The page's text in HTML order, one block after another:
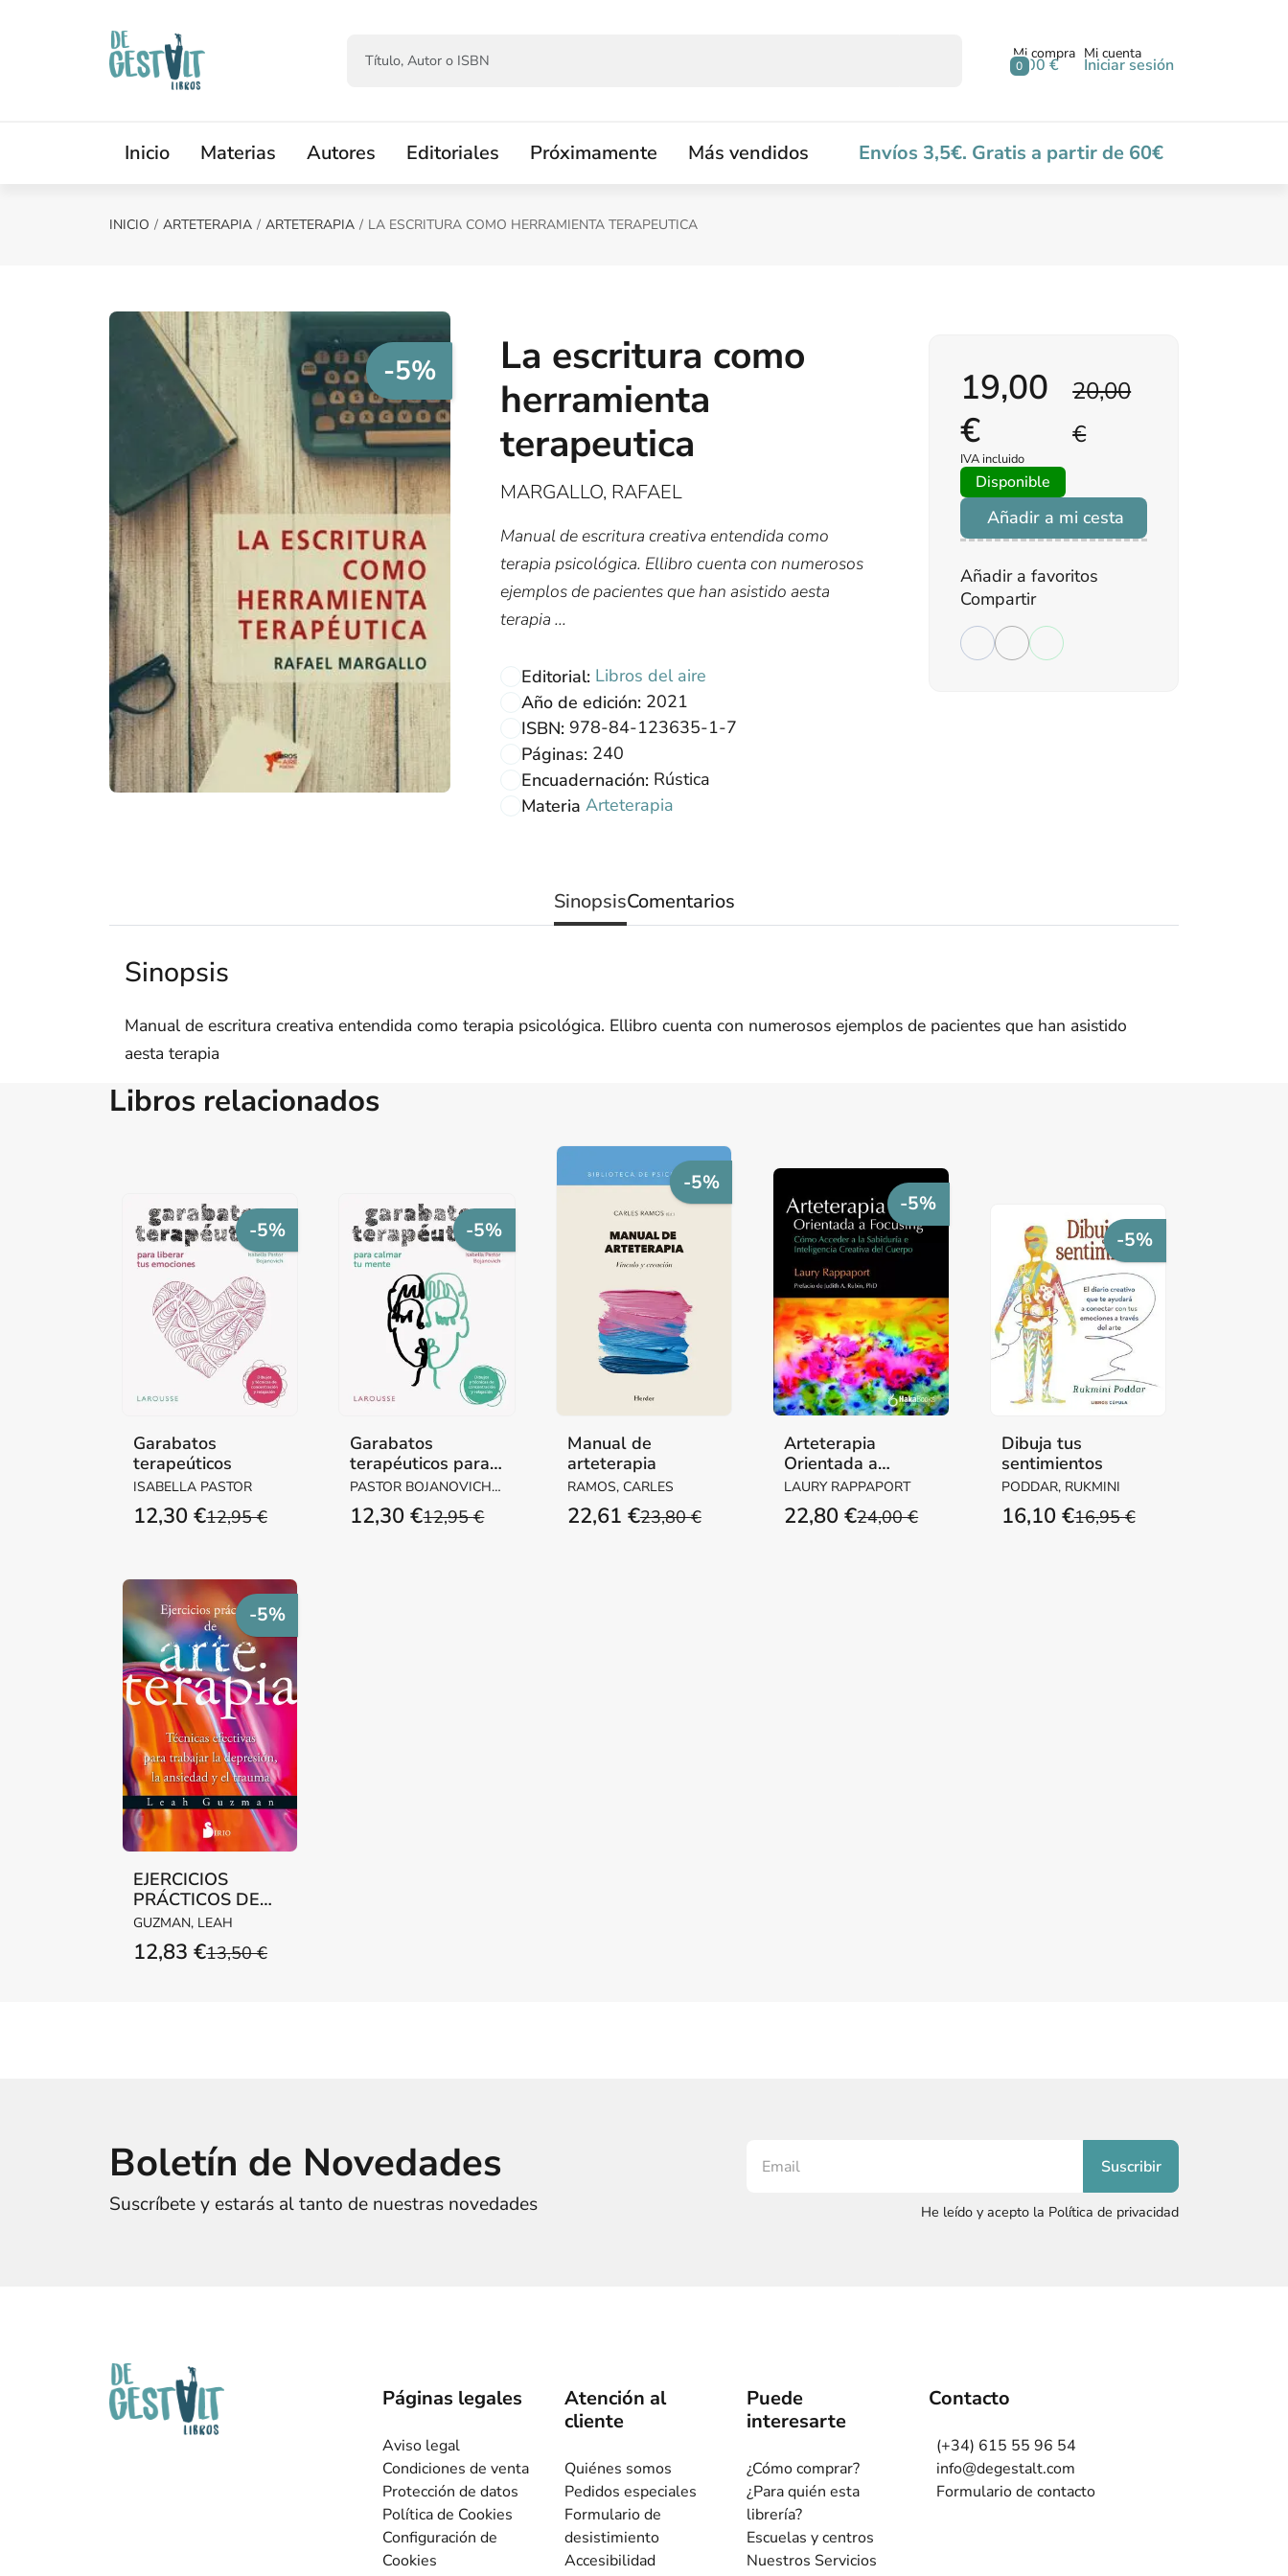
0
Mi compra
0,00 €
Mi cuenta
Iniciar sesión
Inicio Materias Autores Editoriales Próximamente Más vendidos Envíos 3,5€. Gratis a partir de 60€
INICIO ARTETERAPIA ARTETERAPIA LA ESCRITURA COMO HERRAMIENTA TERAPEUTICA
-5%
La escritura como
herramienta
terapeutica
MARGALLO, RAFAEL
Manual de escritura creativa entendida como
terapia psicológica. Ellibro cuenta con numerosos
ejemplos de pacientes que han asistido aesta
terapia ...
Editorial: Libros del aire
Año de edición: 2021
ISBN: 978-84-123635-1-7
Páginas: 240
Encuadernación: Rústica
Materia Arteterapia
20,00
€
19,00
€
IVA incluido
Disponible
Añadir a mi cesta
Añadir a favoritos
Compartir
SinopsisComentarios
Sinopsis
Manual de escritura creativa entendida como terapia psicológica. Ellibro cuenta con numerosos ejemplos de pacientes que han asistido
aesta terapia
Libros relacionados
-5%
Garabatos
terapeúticos
ISABELLA PASTOR
12,95 €
12,30 €
-5%
Garabatos
terapéuticos para
calmar tu mente
PASTOR BOJANOVICH,
ISABELLA
12,95 €
12,30 €
-5%
Manual de
arteterapia
RAMOS, CARLES
23,80 €
22,61 €
-5%
Arteterapia
Orientada a
Focusing
LAURY RAPPAPORT
24,00 €
22,80 €
-5%
Dibuja tus
sentimientos
PODDAR, RUKMINI
16,95 €
16,10 €
-5%
EJERCICIOS
PRÁCTICOS DE
ARTETERAPIA
GUZMAN, LEAH
13,50 €
12,83 €
Boletín de Novedades
Suscríbete y estarás al tanto de nuestras novedades He leído y acepto la Política de privacidad
Páginas legales
Aviso legal
Condiciones de venta
Protección de datos
Política de Cookies
Configuración de
Cookies
Atención al
cliente
Quiénes somos
Pedidos especiales
Formulario de
desistimiento
Accesibilidad
Puede
interesarte
¿Cómo comprar?
¿Para quién esta
librería?
Escuelas y centros
Nuestros Servicios
Contacto
(+34) 615 55 96 54
info@degestalt.com
Formulario de contacto